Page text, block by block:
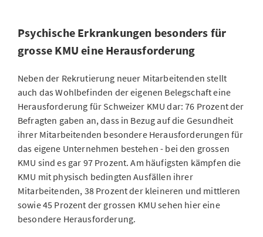
Psychische Erkrankungen besonders für
grosse KMU eine Herausforderung
Neben der Rekrutierung neuer Mitarbeitenden stellt
auch das Wohlbefinden der eigenen Belegschaft eine
Herausforderung für Schweizer KMU dar: 76 Prozent der
Befragten gaben an, dass in Bezug auf die Gesundheit
ihrer Mitarbeitenden besondere Herausforderungen für
das eigene Unternehmen bestehen - bei den grossen
KMU sind es gar 97 Prozent. Am häufigsten kämpfen die
KMU mit physisch bedingten Ausfällen ihrer
Mitarbeitenden, 38 Prozent der kleineren und mittleren
sowie 45 Prozent der grossen KMU sehen hier eine
besondere Herausforderung.